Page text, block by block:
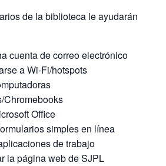
de la biblioteca le ayudarán
cuenta de correo electrónico
a Wi-Fi/hotspots
Chromebooks
Office
simples en línea
de trabajo
la página web de SJPL